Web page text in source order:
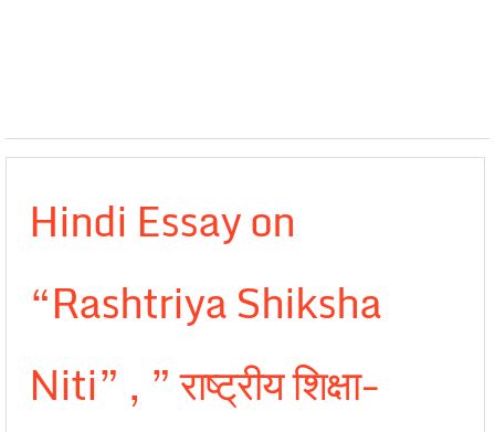
Hindi Essay on
“Rashtriya Shiksha
Niti” , ” राष्ट्रीय शिक्षा-